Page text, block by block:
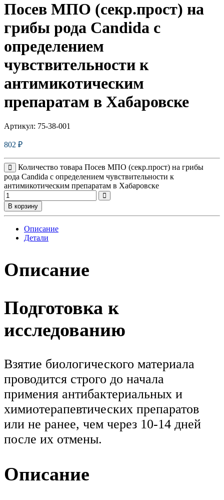
Посев МПО (секр.прост) на
грибы рода Candida с
определением
чувствительности к
антимикотическим
препаратам в Хабаровске
Артикул: 75-38-001
802 ₽
Количество товара Посев МПО (секр.прост) на грибы
рода Candida с определением чувствительности к
антимикотическим препаратам в Хабаровске
В корзину
Описание
Детали
Описание
Подготовка к
исследованию
Взятие биологического материала
проводится строго до начала
примения антибактериальных и
химиотерапевтических препаратов
или не ранее, чем через 10-14 дней
после их отмены.
Описание